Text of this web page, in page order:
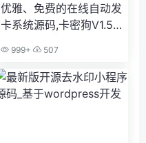
优雅、免费的在线自动发
卡系统源码,卡密狗V1.5,
应式布局
999+ 507